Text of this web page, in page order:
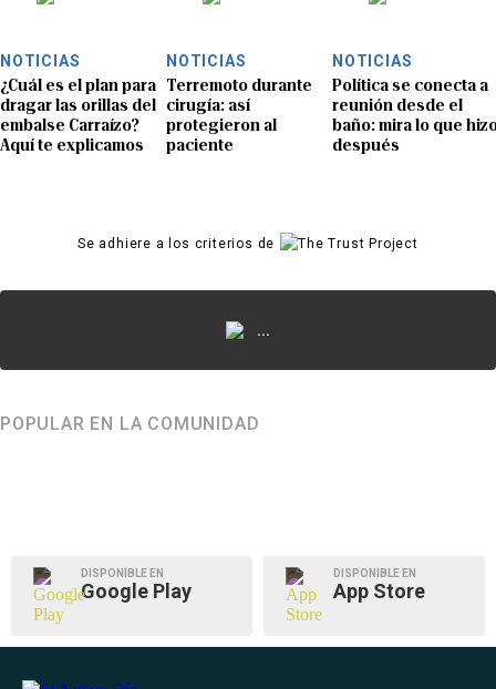
NOTICIAS
¿Cuál es el plan para
dragar las orillas del
embalse Carraízo?
Aquí te explicamos
NOTICIAS
Terremoto durante
cirugía: así
protegieron al
paciente
NOTICIAS
Política se conecta a
reunión desde el
baño: mira lo que
después
Se adhiere a los criterios de
...
POPULAR EN LA COMUNIDAD
DISPONIBLE EN
Google Play
DISPONIBLE EN
App Store